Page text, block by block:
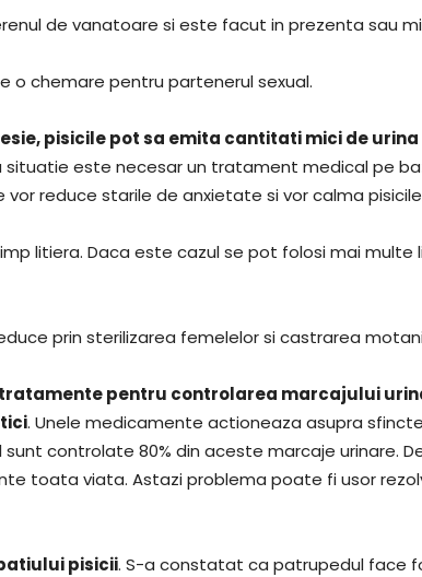
de vanatoare si este facut in prezenta sau
o chemare pentru partenerul sexual.
pisicile pot sa emita cantitati mici de
situatie este necesar un tratament medical pe
reduce starile de anxietate si vor calma
litiera. Daca este cazul se pot folosi mai multe
prin sterilizarea femelelor si castrarea
pentru controlarea marcajului
. Unele medicamente actioneaza asupra
controlate 80% din aceste marcaje urinare.
toata viata. Astazi problema poate fi usor
pisicii. S-a constatat ca patrupedul face